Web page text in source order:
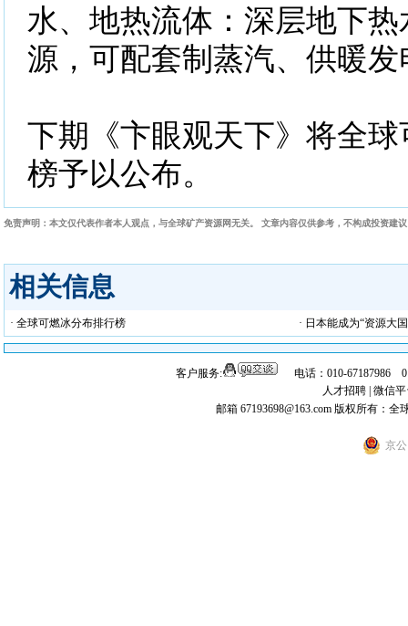
水、地热流体：深层地下
源，可配套制蒸汽、供暖发
下期《卞眼观天下》将全
榜予以公布。
免责声明：本文仅代表作者本人观点，与全球矿产资源网无关。 文章内容仅供参考，不构成投资建
相关信息
· 全球可燃冰分布排行榜 · 日本能成为“资源大
客户服务:
电话：010-67187986
人才招聘 微信
邮箱 67193698@163.com 版权所有：全
京公